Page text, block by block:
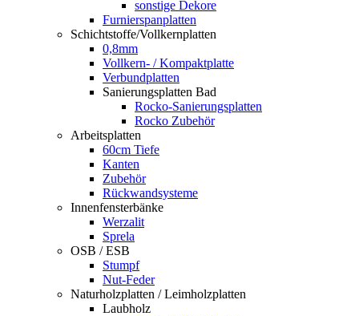
sonstige Dekore
Furnierspanplatten
Schichtstoffe/Vollkernplatten
0,8mm
Vollkern- / Kompaktplatte
Verbundplatten
Sanierungsplatten Bad
Rocko-Sanierungsplatten
Rocko Zubehör
Arbeitsplatten
60cm Tiefe
Kanten
Zubehör
Rückwandsysteme
Innenfensterbänke
Werzalit
Sprela
OSB / ESB
Stumpf
Nut-Feder
Naturholzplatten / Leimholzplatten
Laubholz